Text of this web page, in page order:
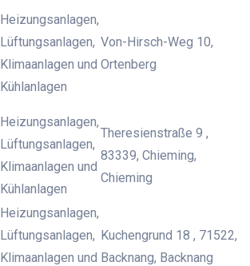
Heizungsanlagen,
Lüftungsanlagen,
Klimaanlagen und
Kühlanlagen
Von-Hirsch-Weg 10,
Ortenberg
Heizungsanlagen,
Lüftungsanlagen,
Klimaanlagen und
Kühlanlagen
Theresienstraße 9 ,
83339, Chieming,
Chieming
Heizungsanlagen,
Lüftungsanlagen,
Klimaanlagen und
Kuchengrund 18 , 71522,
Backnang, Backnang